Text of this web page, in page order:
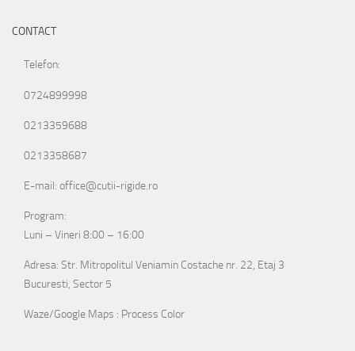
CONTACT
Telefon:
0724899998
0213359688
0213358687
E-mail: office@cutii-rigide.ro
Program:
Luni – Vineri 8:00 – 16:00
Adresa: Str. Mitropolitul Veniamin Costache nr. 22, Etaj 3
Bucuresti, Sector 5
Waze/Google Maps : Process Color